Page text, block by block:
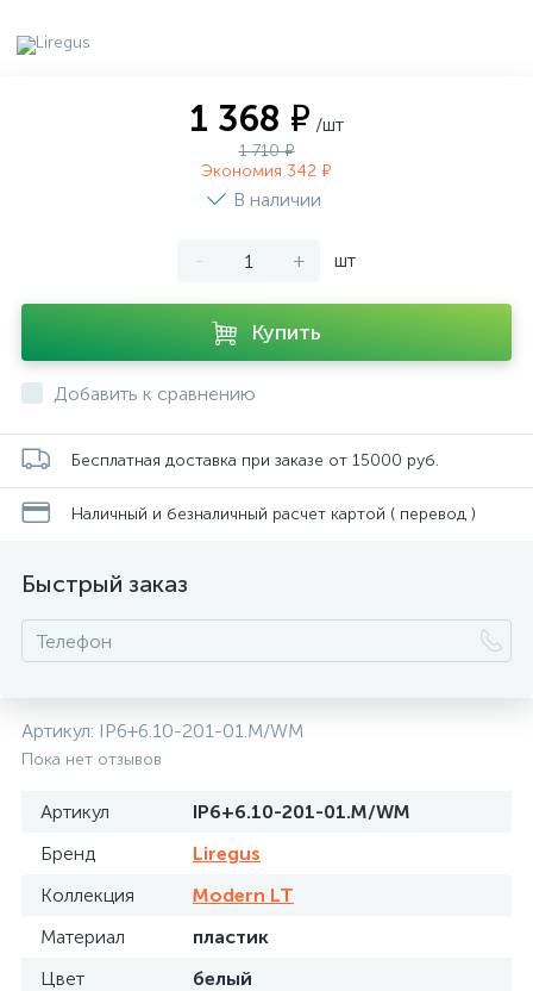
1 368 ₽ /шт
1 710 ₽
Экономия 342 ₽
В наличии
- + шт
Купить
Добавить к сравнению
Бесплатная доставка при заказе от 15000 руб.
Наличный и безналичный расчет картой ( перевод )
Быстрый заказ
Артикул: IP6+6.10-201-01.M/WM
Пока нет отзывов
Артикул
IP6+6.10-201-01.M/WM
Бренд
Liregus
Коллекция
Modern LT
Материал
пластик
Цвет
белый